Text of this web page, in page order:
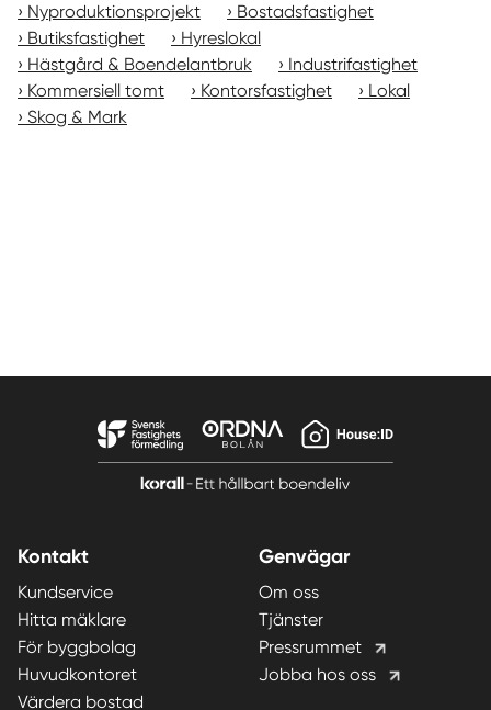
Nyproduktionsprojekt
Bostadsfastighet
Butiksfastighet
Hyreslokal
Hästgård & Boendelantbruk
Industrifastighet
Kommersiell tomt
Kontorsfastighet
Lokal
Skog & Mark
Kontakt
Kundservice
Hitta mäklare
För byggbolag
Huvudkontoret
Värdera bostad
Genvägar
Om oss
Tjänster
Pressrummet
Jobba hos oss